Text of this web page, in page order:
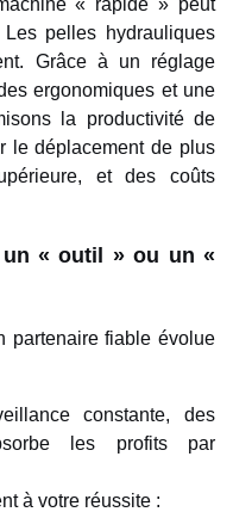
« rapide » peut
pelles hydrauliques
Grâce à un réglage
ergonomiques et une
la productivité de
le déplacement de plus
et des coûts
« outil » ou un «
partenaire fiable évolue
constante, des
les profits par
à votre réussite :